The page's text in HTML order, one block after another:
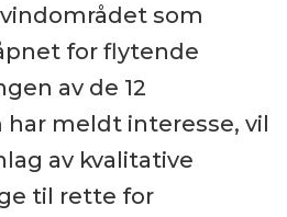
som
for flytende
av de 12
meldt interesse, vil
av kvalitative
til rette for